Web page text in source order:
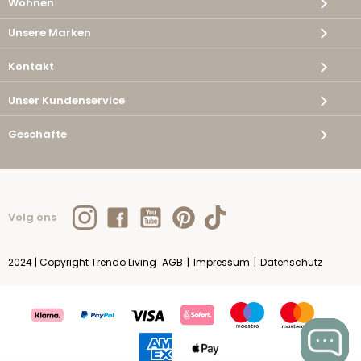
Unsere Marken
Kontakt
Unser Kundenservice
Geschäfte
Volg ons
2024 | Copyright Trendo Living AGB | Impressum | Datenschutz